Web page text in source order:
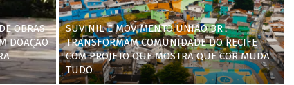
OBRAS
DOAÇÃO
SUVINIL E MOVIMENTO UNIÃO BR
TRANSFORMAM COMUNIDADE DO RECIFE
COM PROJETO QUE MOSTRA QUE COR MUDA
TUDO